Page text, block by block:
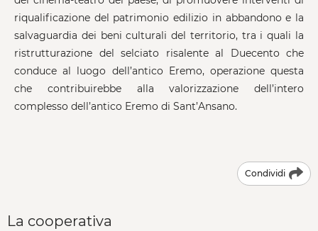
riqualificazione del patrimonio edilizio in abbandono e la
salvaguardia dei beni culturali del territorio, tra i quali la
ristrutturazione del selciato risalente al Duecento che
conduce al luogo dell’antico Eremo, operazione questa
che contribuirebbe alla valorizzazione dell’intero
complesso dell’antico Eremo di Sant’Ansano.
Condividi
La cooperativa